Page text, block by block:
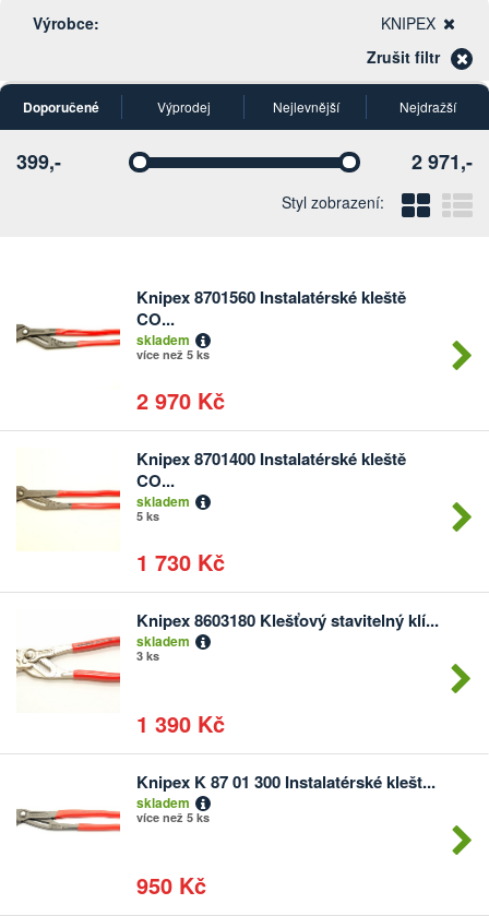
Výrobce:
KNIPEX
Zrušit filtr
Doporučené Výprodej Nejlevnější Nejdražší
Vyberte Vyberte
399,- 2 971,-
Styl zobrazení:
Knipex 8701560 Instalatérské kleště
CO...
skladem
více než 5 ks
2 970 Kč
Počet
Knipex 8701400 Instalatérské kleště
CO...
skladem
5 ks
1 730 Kč
Počet
Knipex 8603180 Klešťový stavitelný klí...
skladem
3 ks
1 390 Kč
Počet
kusů
Knipex K 87 01 300 Instalatérské klešt...
skladem
více než 5 ks
950 Kč
Počet
kusů